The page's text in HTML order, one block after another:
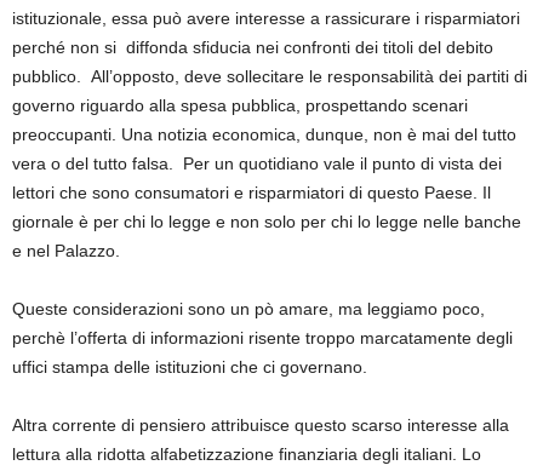
istituzionale, essa può avere interesse a rassicurare i risparmiatori
perché non si diffonda sfiducia nei confronti dei titoli del debito
pubblico. All’opposto, deve sollecitare le responsabilità dei partiti di
governo riguardo alla spesa pubblica, prospettando scenari
preoccupanti. Una notizia economica, dunque, non è mai del tutto
vera o del tutto falsa. Per un quotidiano vale il punto di vista dei
lettori che sono consumatori e risparmiatori di questo Paese. Il
giornale è per chi lo legge e non solo per chi lo legge nelle banche
e nel Palazzo.
Queste considerazioni sono un pò amare, ma leggiamo poco,
perchè l’offerta di informazioni risente troppo marcatamente degli
uffici stampa delle istituzioni che ci governano.
Altra corrente di pensiero attribuisce questo scarso interesse alla
lettura alla ridotta alfabetizzazione finanziaria degli italiani. Lo